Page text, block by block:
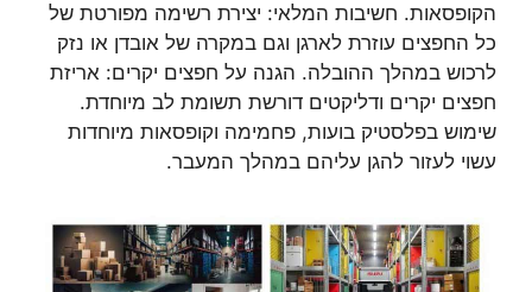
הקופסאות. חשיבות המלאי: יצירת רשימה מפורטת של
כל החפצים עוזרת לארגן וגם במקרה של אובדן או נזק
לרכוש במהלך ההובלה. הגנה על חפצים יקרים: אריזת
חפצים יקרים ודליקטים דורשת תשומת לב מיוחדת.
שימוש בפלסטיק בועות, פחמימה וקופסאות מיוחדות
עשוי לעזור להגן עליהם במהלך המעבר.